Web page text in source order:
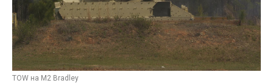
TOW на M2 Bradley